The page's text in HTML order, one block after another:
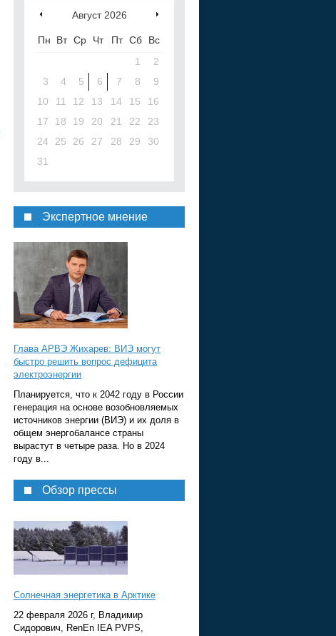
Август 2026
Пн Вт Ср Чт Пт Сб
Вс
1
2
3
4 5 6 7 8
9
10
11 12 13 14 15
16
17
18 19 20 21 22
23
24
25 26 27 28 29
30
31
Экспертное мнение
Глава АРВЭ Жихарев: ВИЭ могут
быстро решить вопрос дефицита
электроэнергии
Планируется, что к 2042 году в России
генерация на основе возобновляемых
источников энергии (ВИЭ) и их доля в
общем энергобалансе страны
вырастут в четыре раза. Но в 2024
году в...
Обзор прессы
Солнечная энергетика в Арктике
22 февраля 2026 г, Владимир
Сидорович, RenEn IEA PVPS,